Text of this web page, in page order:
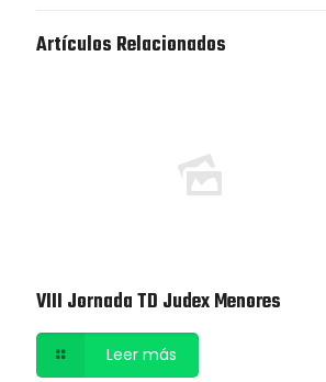
Artículos Relacionados
VIII Jornada TD Judex Menores
Leer más